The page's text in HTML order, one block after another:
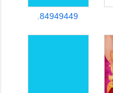
.84949449